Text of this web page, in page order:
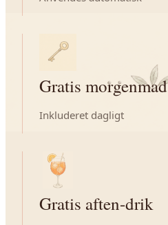
Gratis morgenmad
Inkluderet dagligt
Gratis aften-drik